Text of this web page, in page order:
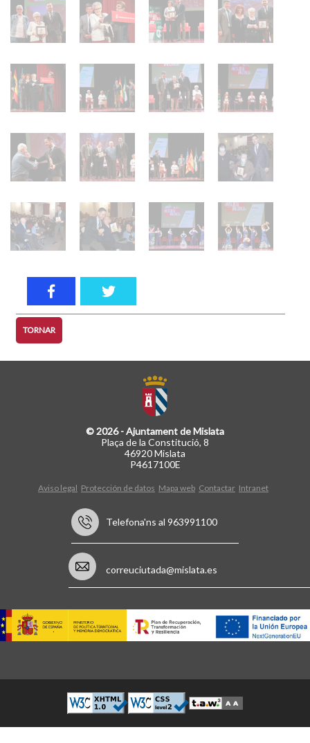
TORNAR
© 2026 - Ajuntament de Mislata
Plaça de la Constitució, 8
46920 Mislata
P4617100E
Aviso legal Protección de datos Mapa web Contactar Intranet
Telefona'ns al 963991100
correuciutada@mislata.es